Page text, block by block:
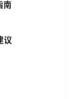
南
议